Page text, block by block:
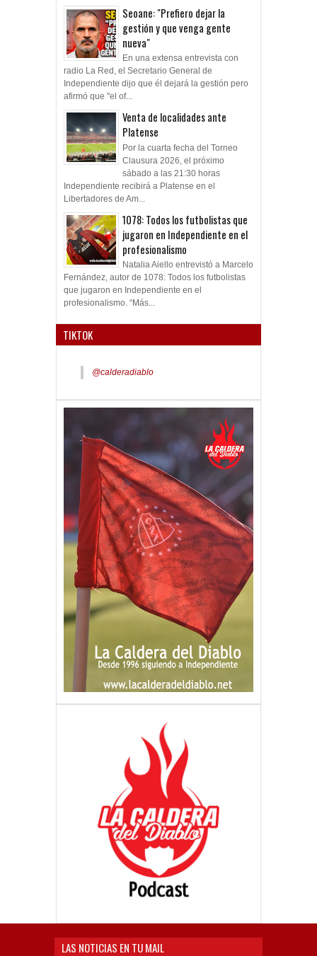
Seoane: "Prefiero dejar la
gestión y que venga gente
nueva"
En una extensa entrevista con
radio La Red, el Secretario General de
Independiente dijo que él dejará la gestión pero
afirmó que "el of...
Venta de localidades ante
Platense
Por la cuarta fecha del Torneo
Clausura 2026, el próximo
sábado a las 21:30 horas
Independiente recibirá a Platense en el
Libertadores de Am...
1078: Todos los futbolistas que
jugaron en Independiente en el
profesionalismo
Natalia Aiello entrevistó a Marcelo
Fernández, autor de 1078: Todos los futbolistas
que jugaron en Independiente en el
profesionalismo. “Más...
TIKTOK
@calderadiablo
LAS NOTICIAS EN TU MAIL